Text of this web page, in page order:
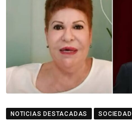
NOTICIAS DESTACADAS SOCIEDAD